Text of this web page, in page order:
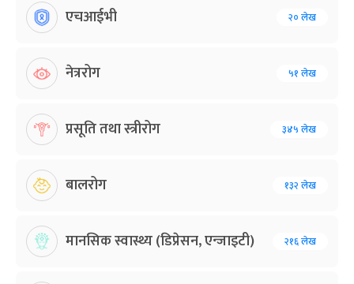
एचआईभी २० लेख
नेत्ररोग ५१ लेख
प्रसूति तथा स्त्रीरोग ३४५ लेख
बालरोग १३२ लेख
मानसिक स्वास्थ्य (डिप्रेसन, एन्जाइटी) २१६ लेख